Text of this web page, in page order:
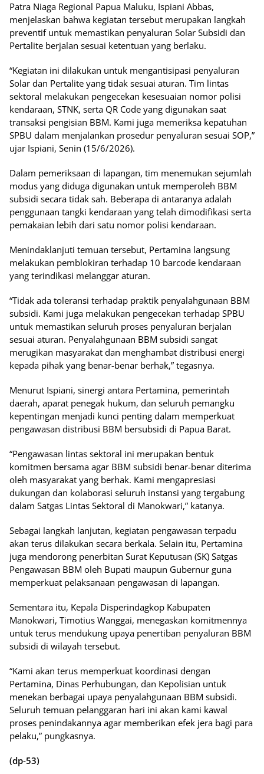
Patra Niaga Regional Papua Maluku, Ispiani Abbas,
menjelaskan bahwa kegiatan tersebut merupakan langkah
preventif untuk memastikan penyaluran Solar Subsidi dan
Pertalite berjalan sesuai ketentuan yang berlaku.
“Kegiatan ini dilakukan untuk mengantisipasi penyaluran
Solar dan Pertalite yang tidak sesuai aturan. Tim lintas
sektoral melakukan pengecekan kesesuaian nomor polisi
kendaraan, STNK, serta QR Code yang digunakan saat
transaksi pengisian BBM. Kami juga memeriksa kepatuhan
SPBU dalam menjalankan prosedur penyaluran sesuai SOP,”
ujar Ispiani, Senin (15/6/2026).
Dalam pemeriksaan di lapangan, tim menemukan sejumlah
modus yang diduga digunakan untuk memperoleh BBM
subsidi secara tidak sah. Beberapa di antaranya adalah
penggunaan tangki kendaraan yang telah dimodifikasi serta
pemakaian lebih dari satu nomor polisi kendaraan.
Menindaklanjuti temuan tersebut, Pertamina langsung
melakukan pemblokiran terhadap 10 barcode kendaraan
yang terindikasi melanggar aturan.
“Tidak ada toleransi terhadap praktik penyalahgunaan BBM
subsidi. Kami juga melakukan pengecekan terhadap SPBU
untuk memastikan seluruh proses penyaluran berjalan
sesuai aturan. Penyalahgunaan BBM subsidi sangat
merugikan masyarakat dan menghambat distribusi energi
kepada pihak yang benar-benar berhak,” tegasnya.
Menurut Ispiani, sinergi antara Pertamina, pemerintah
daerah, aparat penegak hukum, dan seluruh pemangku
kepentingan menjadi kunci penting dalam memperkuat
pengawasan distribusi BBM bersubsidi di Papua Barat.
“Pengawasan lintas sektoral ini merupakan bentuk
komitmen bersama agar BBM subsidi benar-benar diterima
oleh masyarakat yang berhak. Kami mengapresiasi
dukungan dan kolaborasi seluruh instansi yang tergabung
dalam Satgas Lintas Sektoral di Manokwari,” katanya.
Sebagai langkah lanjutan, kegiatan pengawasan terpadu
akan terus dilakukan secara berkala. Selain itu, Pertamina
juga mendorong penerbitan Surat Keputusan (SK) Satgas
Pengawasan BBM oleh Bupati maupun Gubernur guna
memperkuat pelaksanaan pengawasan di lapangan.
Sementara itu, Kepala Disperindagkop Kabupaten
Manokwari, Timotius Wanggai, menegaskan komitmennya
untuk terus mendukung upaya penertiban penyaluran BBM
subsidi di wilayah tersebut.
“Kami akan terus memperkuat koordinasi dengan
Pertamina, Dinas Perhubungan, dan Kepolisian untuk
menekan berbagai upaya penyalahgunaan BBM subsidi.
Seluruh temuan pelanggaran hari ini akan kami kawal
proses penindakannya agar memberikan efek jera bagi para
pelaku,” pungkasnya.
(dp-53)